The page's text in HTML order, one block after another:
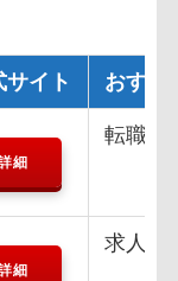
サイト おすす
細
転職に
細
求人紹